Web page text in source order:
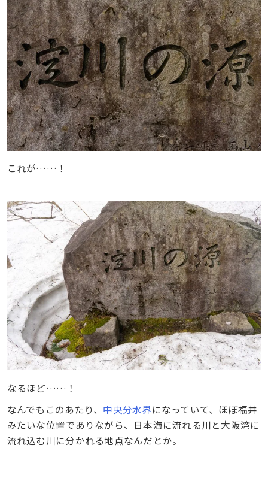
これが……！
なるほど……！
なんでもこのあたり、 中央分水界になっていて、ほぼ福井
みたいな位置でありながら、日本海に流れる川と大阪湾に
流れ込む川に分かれる地点なんだとか。